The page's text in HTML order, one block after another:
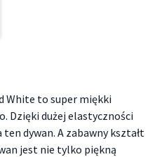
White to super miękki
Dzięki dużej elastyczności
dywan. A zabawny kształt
jest nie tylko piękną